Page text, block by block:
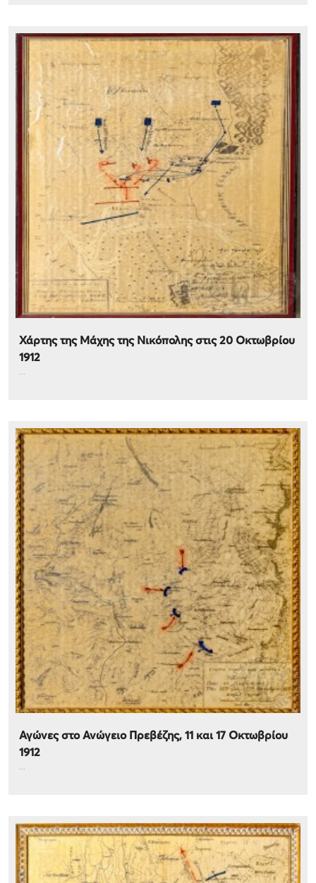
Χάρτης της Μάχης της Νικόπολης στις 20 Οκτωβρίου
1912
...
Αγώνες στο Ανώγειο Πρεβέζης, 11 και 17 Οκτωβρίου
1912
...